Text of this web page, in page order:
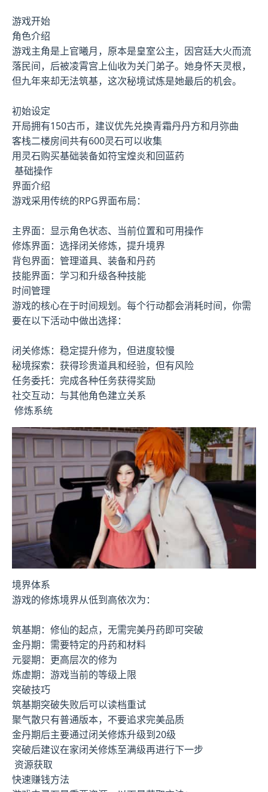
游戏开始
角色介绍
游戏主角是上官曦月，原本是皇室公主，因宫廷大火而流
落民间，后被凌霄宫上仙收为关门弟子。她身怀天灵根，
但九年来却无法筑基，这次秘境试炼是她最后的机会。
初始设定
开局拥有150古币，建议优先兑换青霜丹丹方和月弥曲
客栈二楼房间共有600灵石可以收集
用灵石购买基础装备如符宝煌炎和回蓝药
基础操作
界面介绍
游戏采用传统的RPG界面布局：
主界面：显示角色状态、当前位置和可用操作
修炼界面：选择闭关修炼，提升境界
背包界面：管理道具、装备和丹药
技能界面：学习和升级各种技能
时间管理
游戏的核心在于时间规划。每个行动都会消耗时间，你需
要在以下活动中做出选择：
闭关修炼：稳定提升修为，但进度较慢
秘境探索：获得珍贵道具和经验，但有风险
任务委托：完成各种任务获得奖励
社交互动：与其他角色建立关系
修炼系统
境界体系
游戏的修炼境界从低到高依次为：
筑基期：修仙的起点，无需完美丹药即可突破
金丹期：需要特定的丹药和材料
元婴期：更高层次的修为
炼虚期：游戏当前的等级上限
突破技巧
筑基期突破失败后可以读档重试
聚气散只有普通版本，不要追求完美品质
金丹期后主要通过闭关修炼升级到20级
突破后建议在家闭关修炼至满级再进行下一步
资源获取
快速赚钱方法